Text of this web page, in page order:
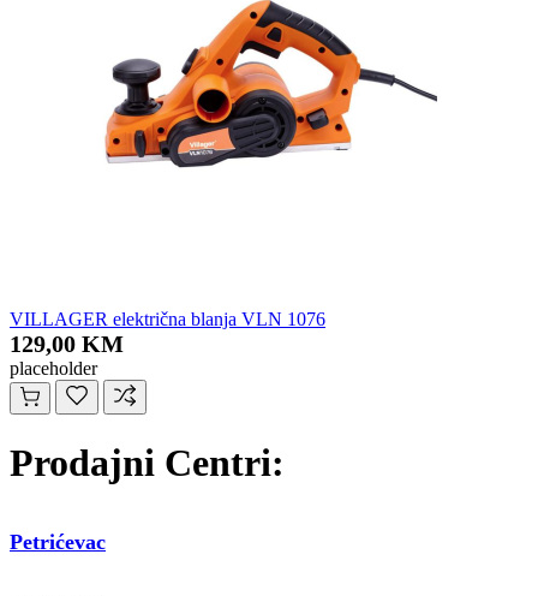
VILLAGER električna blanja VLN 1076
129,00 KM
placeholder
Prodajni Centri:
Petrićevac